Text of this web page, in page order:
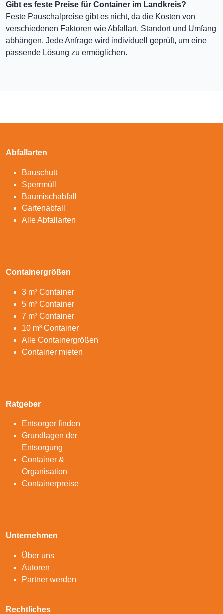
Gibt es feste Preise für Container im Landkreis?
Feste Pauschalpreise gibt es nicht, da die Kosten von
verschiedenen Faktoren wie Abfallart, Standort und Umfang
abhängen. Jede Anfrage wird individuell geprüft, um eine
passende Lösung zu ermöglichen.
Abfallarten
Bauschutt
Sperrmüll
Baumischabfall
Gartenabfall
Alle Abfallarten
Containergrößen
3 m³ Container
5 m³ Container
7 m³ Container
10 m³ Container
Alle Containergrößen
Container mieten
Ratgeber
Entsorger finden
Grundlagen der
Entsorgung
Container &
Organisation
Containerpreise
Unternehmen
Über uns
Autoren
Partner werden
Rechtliches